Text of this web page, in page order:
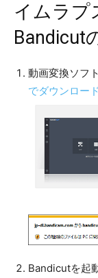
イムラプ
Bandicut
動画変換ソフ
でダウンロード
Bandicutを起